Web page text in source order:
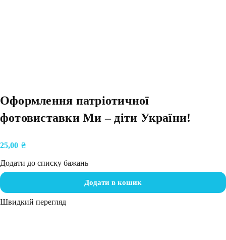
Оформлення патріотичної
фотовиставки Ми – діти України!
25,00 ₴
Додати до списку бажань
Додати в кошик
Швидкий перегляд